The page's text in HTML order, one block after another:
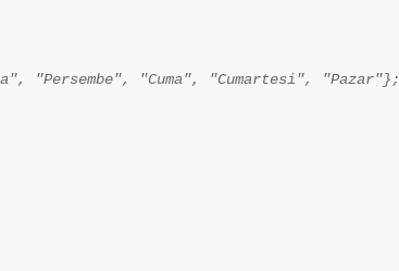
"Persembe", "Cuma", "Cumartesi", "Pazar"};